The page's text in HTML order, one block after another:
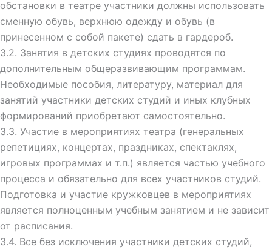
обстановки в театре участники должны использовать
сменную обувь, верхнюю одежду и обувь (в
принесенном с собой пакете) сдать в гардероб.
3.2. Занятия в детских студиях проводятся по
дополнительным общеразвивающим программам.
Необходимые пособия, литературу, материал для
занятий участники детских студий и иных клубных
формирований приобретают самостоятельно.
3.3. Участие в мероприятиях театра (генеральных
репетициях, концертах, праздниках, спектаклях,
игровых программах и т.п.) является частью учебного
процесса и обязательно для всех участников студий.
Подготовка и участие кружковцев в мероприятиях
является полноценным учебным занятием и не зависит
от расписания.
3.4. Все без исключения участники детских студий,